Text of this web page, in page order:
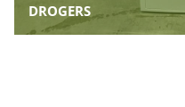
DROGERS